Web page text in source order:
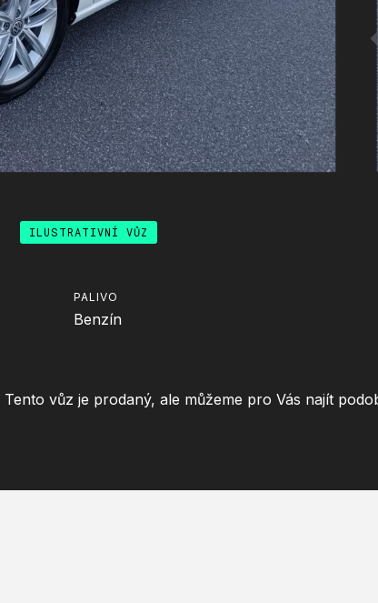
ILUSTRATIVNÍ VŮZ
PALIVO
Benzín
Tento vůz je prodaný, ale můžeme pro Vás najít